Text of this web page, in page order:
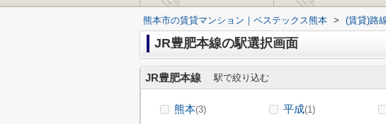
熊本市の賃貸マンション｜ベステックス熊本 > (賃貸)路
JR豊肥本線の駅選択画面
JR豊肥本線 駅で絞り込む
熊本(3) 平成(1)